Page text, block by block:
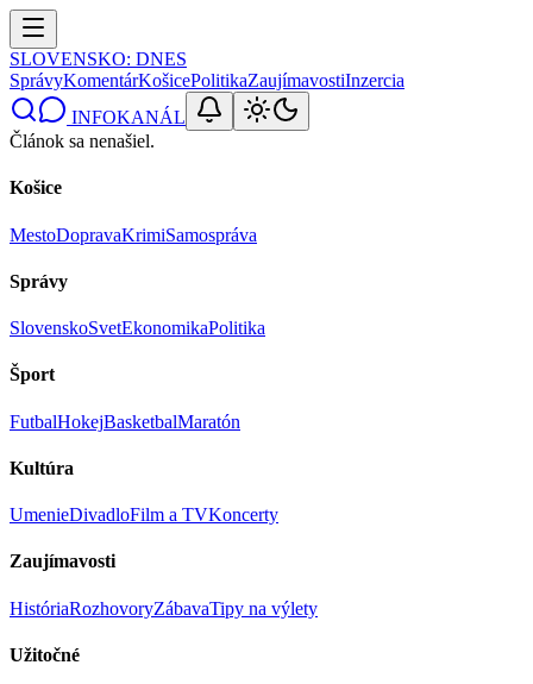
SLOVENSKO: DNES
SprávyKomentárKošicePolitikaZaujímavostiInzercia
INFOKANÁL
Článok sa nenašiel.
Košice
MestoDopravaKrimiSamospráva
Správy
SlovenskoSvetEkonomikaPolitika
Šport
FutbalHokejBasketbalMaratón
Kultúra
UmenieDivadloFilm a TVKoncerty
Zaujímavosti
HistóriaRozhovoryZábavaTipy na výlety
Užitočné